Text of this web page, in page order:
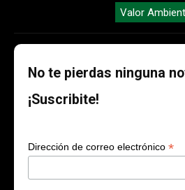
Valor
No te pierdas ninguna
¡Suscribite!
Dirección de correo electrónico *